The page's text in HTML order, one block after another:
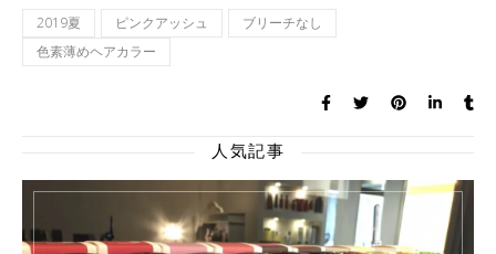
2019夏 ピンクアッシュ
ブリーチなし
色素薄めヘアカラー
人気記事